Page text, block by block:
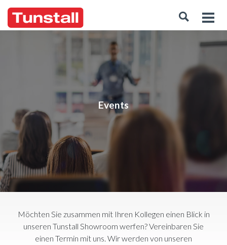
Events
Möchten Sie zusammen mit Ihren Kollegen einen Blick in
unseren Tunstall Showroom werfen? Vereinbaren Sie
einen Termin mit uns. Wir werden von unseren